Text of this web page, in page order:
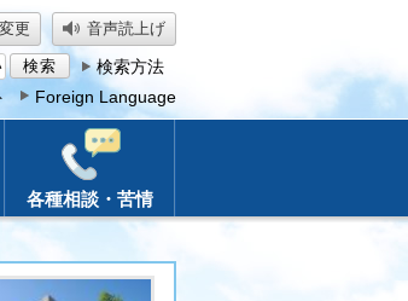
更 音声読上げ
検索方法
Foreign Language
各種相談・苦情